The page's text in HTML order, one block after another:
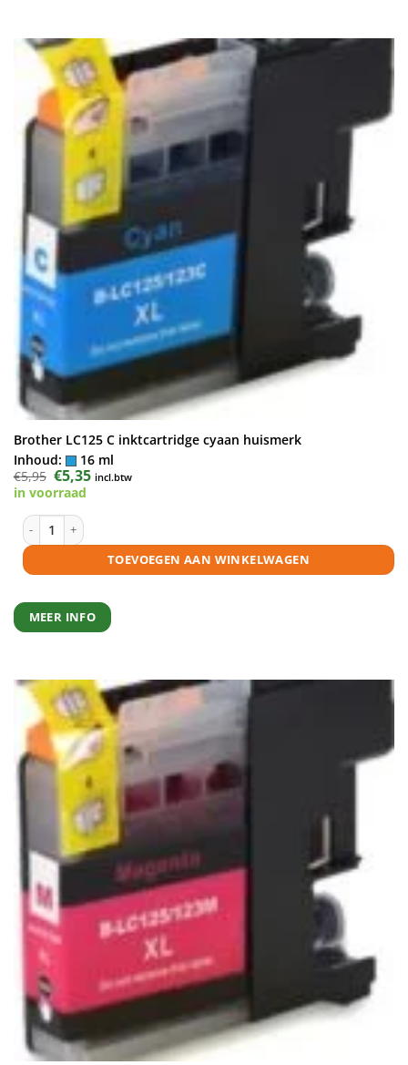
Brother LC125 C inktcartridge cyaan huismerk
Inhoud:
16 ml
€5,95 Oorspronkelijke
prijs
was:
€5,35Huidige
prijs
incl.btw
in voorraad
Brother LC125 C inktcartridge cyaan huismerk aantal
TOEVOEGEN AAN WINKELWAGEN
MEER INFO